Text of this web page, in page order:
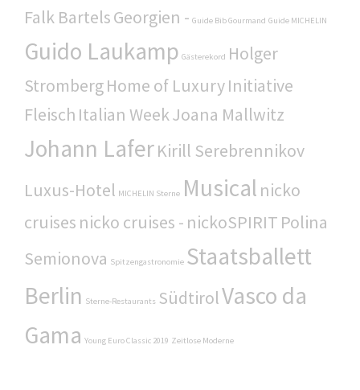
Falk BartelsGeorgien - Guide Bib Gourmand Guide MICHELIN
Guido Laukamp Gästerekord Holger
StrombergHome of LuxuryInitiative
Fleisch Italian WeekJoana Mallwitz
Johann LaferKirill Serebrennikov
Luxus-Hotel MICHELIN Sterne Musical nicko
cruises nicko cruises - nickoSPIRIT Polina
Semionova Spitzengastronomie Staatsballett
Berlin Sterne-Restaurants SüdtirolVasco da
Gama Young Euro Classic 2019 Zeitlose Moderne